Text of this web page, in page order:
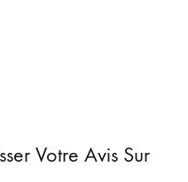
Votre Avis Sur